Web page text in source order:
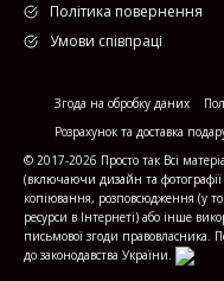
Політика повернення
Умови співпраці
Згода на обробку даних
Розрахунок та доставка
© 2017-2026 Просто так Всі
(включаючи дизайн та фотографії
копіювання, розповсюдження (у
ресурси в Інтернеті) або інше
письмової згоди правовласника.
до законодавства України.